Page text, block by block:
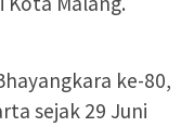
ke-80,
sejak 29 Juni